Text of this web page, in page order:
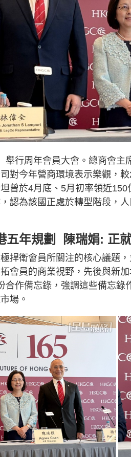
舉行周年會員大會。總商會
對今年營商環境表示樂觀，
曾於4月底、5月初率領近
認為該國正處於轉型階段，
五年規劃 陳瑞娟: 正
捍衛會員所關注的核心議題
會員的商業視野，先後與新
合作備忘錄，強調這些備忘
場。